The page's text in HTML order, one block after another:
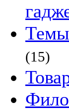
(15)